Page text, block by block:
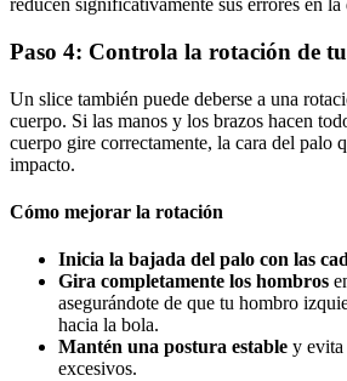
reducen significativamente sus errores en
Paso 4: Controla la rotación de
Un slice también puede deberse a una
cuerpo. Si las manos y los brazos hacen
cuerpo gire correctamente, la cara del palo
impacto.
Cómo mejorar la rotación
Inicia la bajada del palo con las
Gira completamente los hombros
asegurándote de que tu hombro
hacia la bola.
Mantén una postura estable y evita
excesivos.